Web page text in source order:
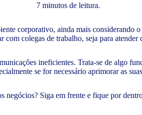
7 minutos de leitura.
corporativo, ainda mais considerando
colegas de trabalho, seja para atender
ineficientes. Trata-se de algo
se for necessário aprimorar as
negócios? Siga em frente e fique por